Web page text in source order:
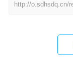
http://o.sdhsdq.cn/